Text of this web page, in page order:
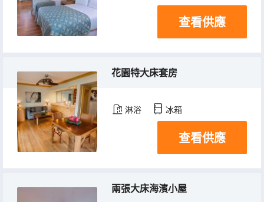
查看供應
花園特大床套房
淋浴 冰箱
查看供應
兩張大床海濱小屋